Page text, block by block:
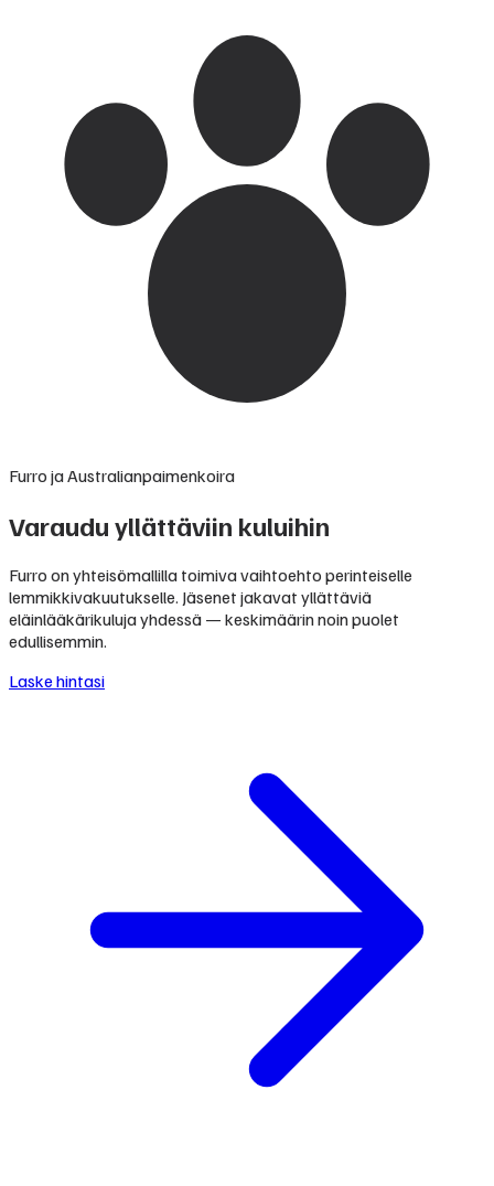
Furro ja Australianpaimenkoira
Varaudu yllättäviin kuluihin
Furro on yhteisömallilla toimiva vaihtoehto perinteiselle
lemmikkivakuutukselle. Jäsenet jakavat yllättäviä
eläinlääkärikuluja yhdessä — keskimäärin noin puolet
edullisemmin.
Laske hintasi